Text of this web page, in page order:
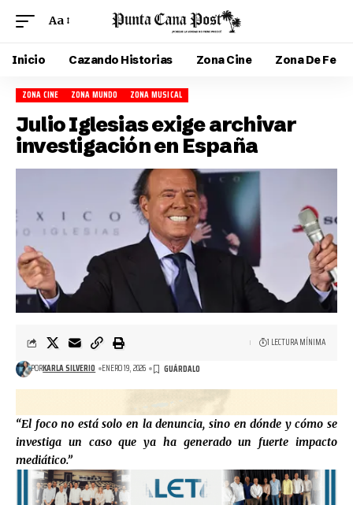
Aa
Inicio Cazando Historias Zona Cine Zona De Fe
ZONA CINE ZONA MUNDO ZONA MUSICAL
Julio Iglesias exige archivar
investigación en España
PORKARLA SILVERIO ENERO 19, 2026
1 LECTURA MÍNIMA
“El foco no está solo en la denuncia, sino en dónde y cómo se
investiga un caso que ya ha generado un fuerte impacto
mediático.”